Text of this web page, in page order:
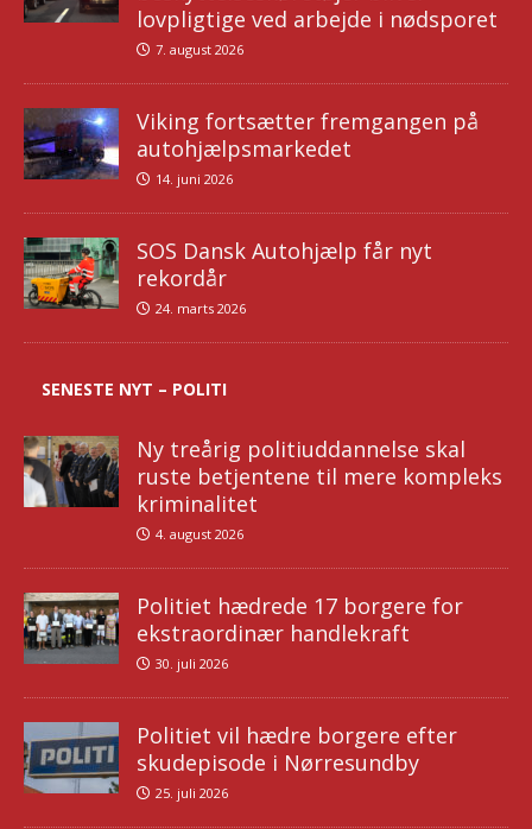
lovpligtige ved arbejde i nødsporet
7. august 2026
Viking fortsætter fremgangen på
autohjælpsmarkedet
14. juni 2026
SOS Dansk Autohjælp får nyt
rekordår
24. marts 2026
SENESTE NYT – POLITI
Ny treårig politiuddannelse skal
ruste betjentene til mere kompleks
kriminalitet
4. august 2026
Politiet hædrede 17 borgere for
ekstraordinær handlekraft
30. juli 2026
Politiet vil hædre borgere efter
skudepisode i Nørresundby
25. juli 2026